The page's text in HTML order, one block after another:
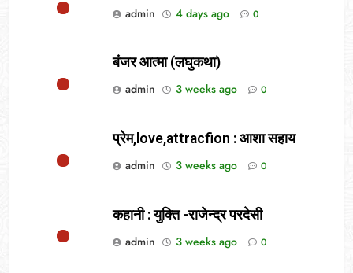
admin
4 days ago 0
बंजर आत्मा (लघुकथा)
admin
3 weeks ago 0
प्रेम,love,attracfion : आशा सहाय
admin
3 weeks ago 0
कहानी : युक्ति -राजेन्द्र परदेसी
admin
3 weeks ago 0